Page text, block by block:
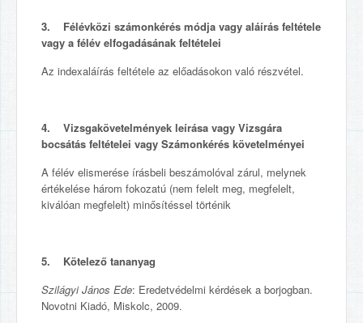
3. Félévközi számonkérés módja vagy aláírás feltétele
vagy a félév elfogadásának feltételei
Az indexaláírás feltétele az előadásokon való részvétel.
4. Vizsgakövetelmények leírása vagy Vizsgára
bocsátás feltételei vagy Számonkérés követelményei
A félév elismerése írásbeli beszámolóval zárul, melynek
értékelése három fokozatú (nem felelt meg, megfelelt,
kiválóan megfelelt) minősítéssel történik
5. Kötelező tananyag
Szilágyi János Ede: Eredetvédelmi kérdések a borjogban.
Novotni Kiadó, Miskolc, 2009.